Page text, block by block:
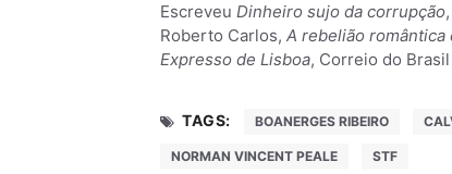
Escreveu Dinheiro sujo da corrupção
Roberto Carlos, A rebelião romântica
Expresso de Lisboa, Correio do Brasil
TAGS: BOANERGES RIBEIRO
NORMAN VINCENT PEALE STF